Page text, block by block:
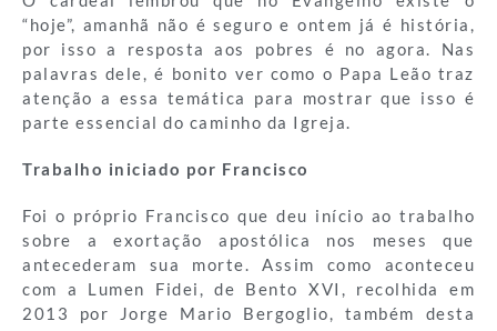
“hoje”, amanhã não é seguro e ontem já é história,
por isso a resposta aos pobres é no agora. Nas
palavras dele, é bonito ver como o Papa Leão traz
atenção a essa temática para mostrar que isso é
parte essencial do caminho da Igreja.
Trabalho iniciado por Francisco
Foi o próprio Francisco que deu início ao trabalho
sobre a exortação apostólica nos meses que
antecederam sua morte. Assim como aconteceu
com a Lumen Fidei, de Bento XVI, recolhida em
2013 por Jorge Mario Bergoglio, também desta